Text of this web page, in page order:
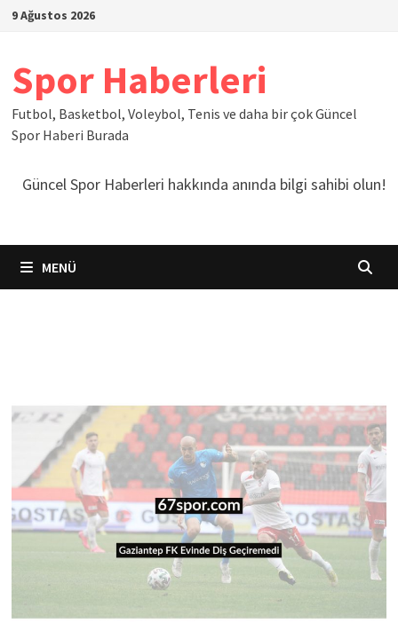
İçeriğe
9 Ağustos 2026
Spor Haberleri
Futbol, Basketbol, Voleybol, Tenis ve daha bir çok Güncel
Spor Haberi Burada
Güncel Spor Haberleri hakkında anında bilgi sahibi olun!
MENÜ